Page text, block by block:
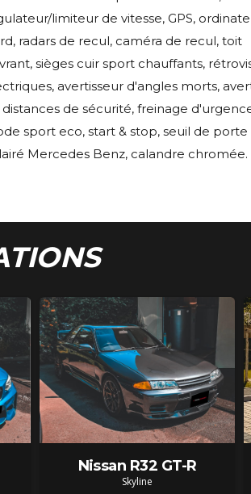
limiteur de vitesse, GPS,
radars de recul, caméra de recul, toit
sièges cuir sport chauffants,
avertisseur d'angles morts,
distances de sécurité, freinage
sport eco, start & stop, seuil de porte
Mercedes Benz, calandre chromée.
Nissan R32 GT-R
Skyline